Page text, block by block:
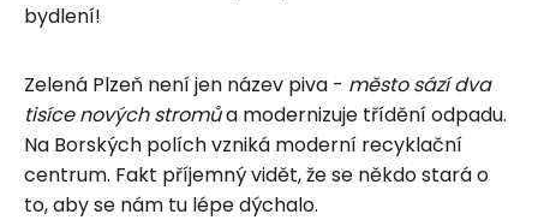
bydlení!
Zelená Plzeň není jen název piva - město sází dva
tisíce nových stromůa modernizuje třídění odpadu.
Na Borských polích vzniká moderní recyklační
centrum. Fakt příjemný vidět, že se někdo stará o
to, aby se nám tu lépe dýchalo.